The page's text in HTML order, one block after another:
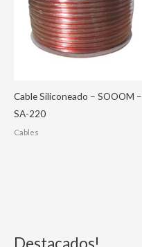
Destacados!
Cable Siliconeado – SOOOM –
SA-220
Cables